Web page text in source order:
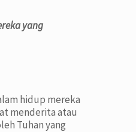
yang
hidup mereka
menderita atau
Tuhan yang